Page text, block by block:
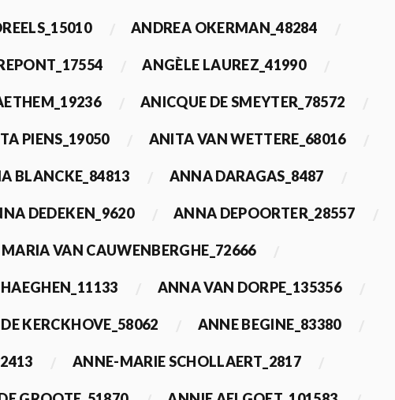
ANDREA OKERMAN_48284
ANGÈLE LAUREZ_41990
ANICQUE DE SMEYTER_78572
PIENS_19050 ANITA VAN WETTERE_68016
BLANCKE_84813 ANNA DARAGAS_8487
DEDEKEN_9620 ANNA DEPOORTER_28557
VAN CAUWENBERGHE_72666
ANNA VAN DORPE_135356
KERCKHOVE_58062 ANNE BEGINE_83380
ANNE-MARIE SCHOLLAERT_2817